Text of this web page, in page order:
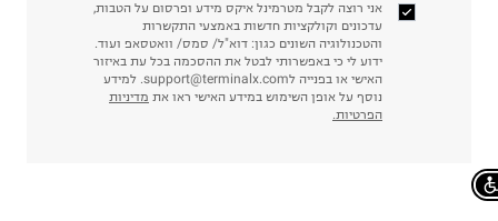
אני רוצה לקבל מטרמינל איקס מידע ופרסום על הטבות,
עדכונים וקולקציות חדשות באמצעי התקשרות
והטכנולוגיה השונים כגון: דוא"ל/ סמס/ וואטסאפ ועוד.
ידוע לי כי באפשרותי לבטל את ההסכמה בכל עת באיזור
האישי או בפנייה לsupport@terminalx.com. למידע
נוסף על אופן השימוש במידע האישי ראו את מדיניות
הפרטיות.